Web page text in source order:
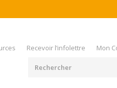
Recevoir l’infolettre Mon